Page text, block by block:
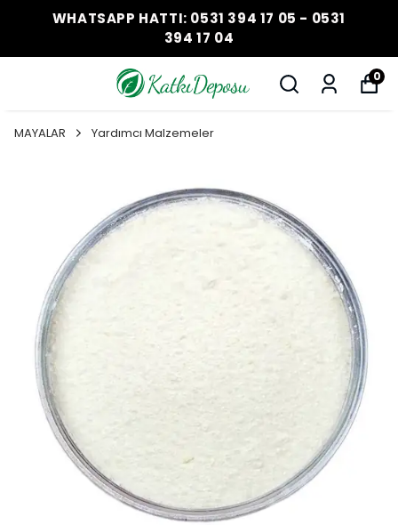
WHATSAPP HATTI: 0531 394 17 05 - 0531
394 17 04
0
MAYALAR Yardımcı Malzemeler